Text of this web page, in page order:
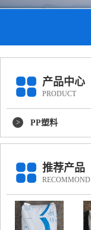
产品中心
PRODUCT
PP塑料
推荐产品
RECOMMOND